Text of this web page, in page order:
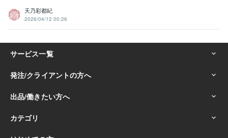
天乃彩都紀
2026/04/12 00:26